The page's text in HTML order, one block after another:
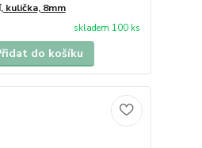
kulička, 8mm
skladem 100 ks
do košíku